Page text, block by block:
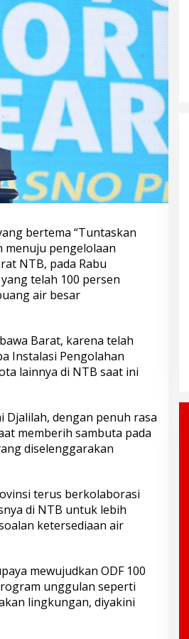
bertema “Tuntaskan
menuju pengelolaan
NTB, pada Rabu
telah 100 persen
air besar
Barat, karena telah
Instalasi Pengolahan
lainnya di NTB saat ini
Djalilah, dengan penuh rasa
memberih sambuta pada
diselenggarakan
terus berkolaborasi
di NTB untuk lebih
ketersediaan air
mewujudkan ODF 100
unggulan seperti
lingkungan, diyakini